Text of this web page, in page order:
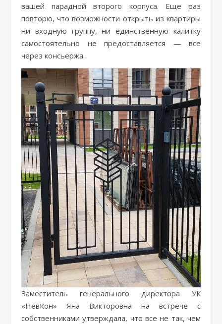
вашей парадной второго корпуса. Еще раз
повторю, что возможности открыть из квартиры
ни входную группу, ни единственную калитку
самостоятельно не предоставляется — все
через консьержа.
Заместитель генерального директора УК
«НевКон» Яна Викторовна на встрече с
собственниками утверждала, что все не так, чем